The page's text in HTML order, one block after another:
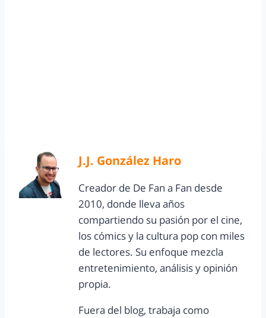
J.J. González Haro
Creador de De Fan a Fan desde
2010, donde lleva años
compartiendo su pasión por el cine,
los cómics y la cultura pop con miles
de lectores. Su enfoque mezcla
entretenimiento, análisis y opinión
propia.
Fuera del blog, trabaja como